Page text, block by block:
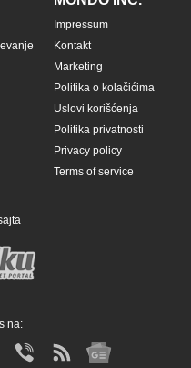
Impressum
Kontakt
Marketing
Politika o kolačićima
Uslovi korišćenja
Politika privatnosti
Privacy policy
Terms of service
na: